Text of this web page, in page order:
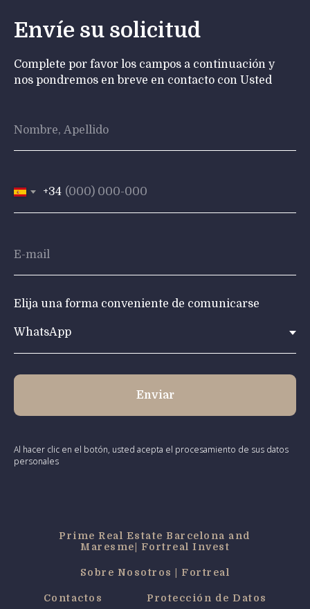
Envíe su solicitud
Complete por favor los campos a continuación y
nos pondremos en breve en contacto con Usted
+34
Elija una forma conveniente de comunicarse
Enviar
Al hacer clic en el botón, usted acepta el procesamiento de sus datos
personales
Prime Real Estate Barcelona and
Maresme| Fortreal Invest
Sobre Nosotros | Fortreal
Contactos Protección de Datos